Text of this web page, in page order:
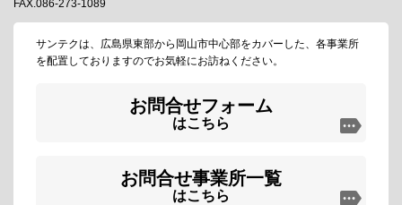
FAX.086-273-1089
サンテクは、広島県東部から岡山市中心部をカバーした、各事業所
を配置しておりますのでお気軽にお訪ねください。
お問合せフォーム
はこちら
お問合せ事業所一覧
はこちら